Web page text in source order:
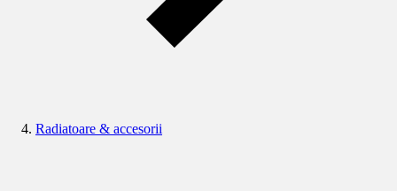
Radiatoare & accesorii